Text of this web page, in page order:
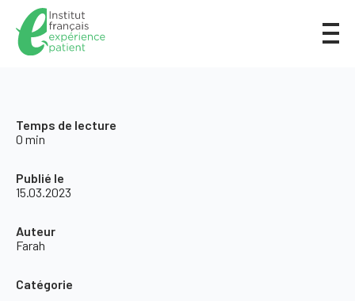
Temps de lecture
0 min
Publié le
15.03.2023
Auteur
Farah
Catégorie